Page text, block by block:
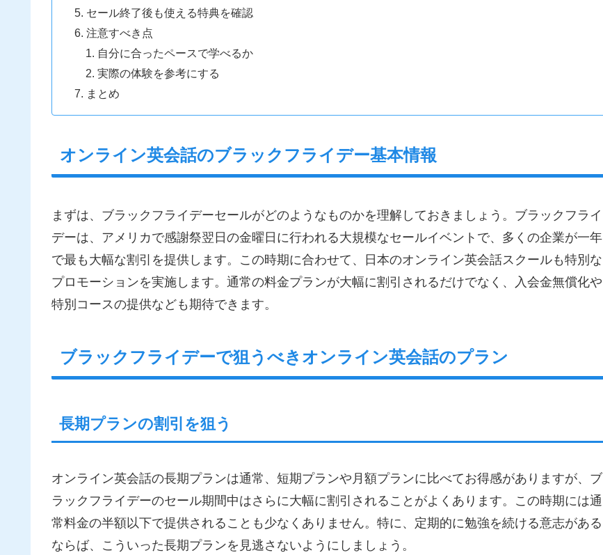
セール終了後も使える特典を確認
注意すべき点
自分に合ったペースで学べるか
実際の体験を参考にする
まとめ
オンライン英会話のブラックフライデー基本情報
まずは、ブラックフライデーセールがどのようなものかを理解しておきましょう。ブラックフライ
デーは、アメリカで感謝祭翌日の金曜日に行われる大規模なセールイベントで、多くの企業が一年
で最も大幅な割引を提供します。この時期に合わせて、日本のオンライン英会話スクールも特別な
プロモーションを実施します。通常の料金プランが大幅に割引されるだけでなく、入会金無償化や
特別コースの提供なども期待できます。
ブラックフライデーで狙うべきオンライン英会話のプラン
長期プランの割引を狙う
オンライン英会話の長期プランは通常、短期プランや月額プランに比べてお得感がありますが、ブ
ラックフライデーのセール期間中はさらに大幅に割引されることがよくあります。この時期には通
常料金の半額以下で提供されることも少なくありません。特に、定期的に勉強を続ける意志がある
ならば、こういった長期プランを見逃さないようにしましょう。